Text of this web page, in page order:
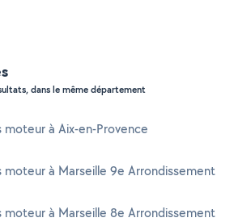
dans le même département
moteur à Aix-en-Provence
moteur à Marseille 9e Arrondissement
moteur à Marseille 8e Arrondissement